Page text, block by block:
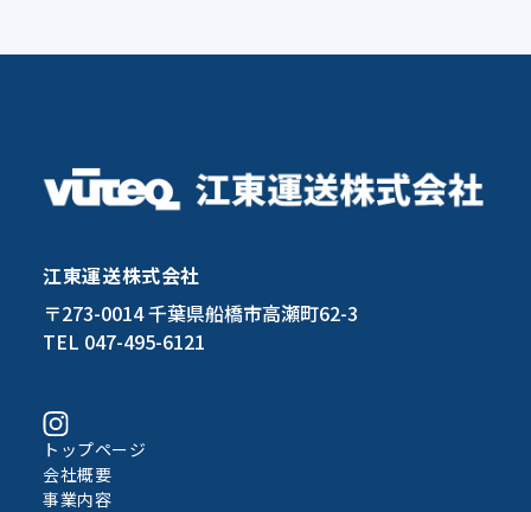
江東運送株式会社
〒273-0014 千葉県船橋市高瀬町62-3
TEL 047-495-6121
トップページ
会社概要
事業内容